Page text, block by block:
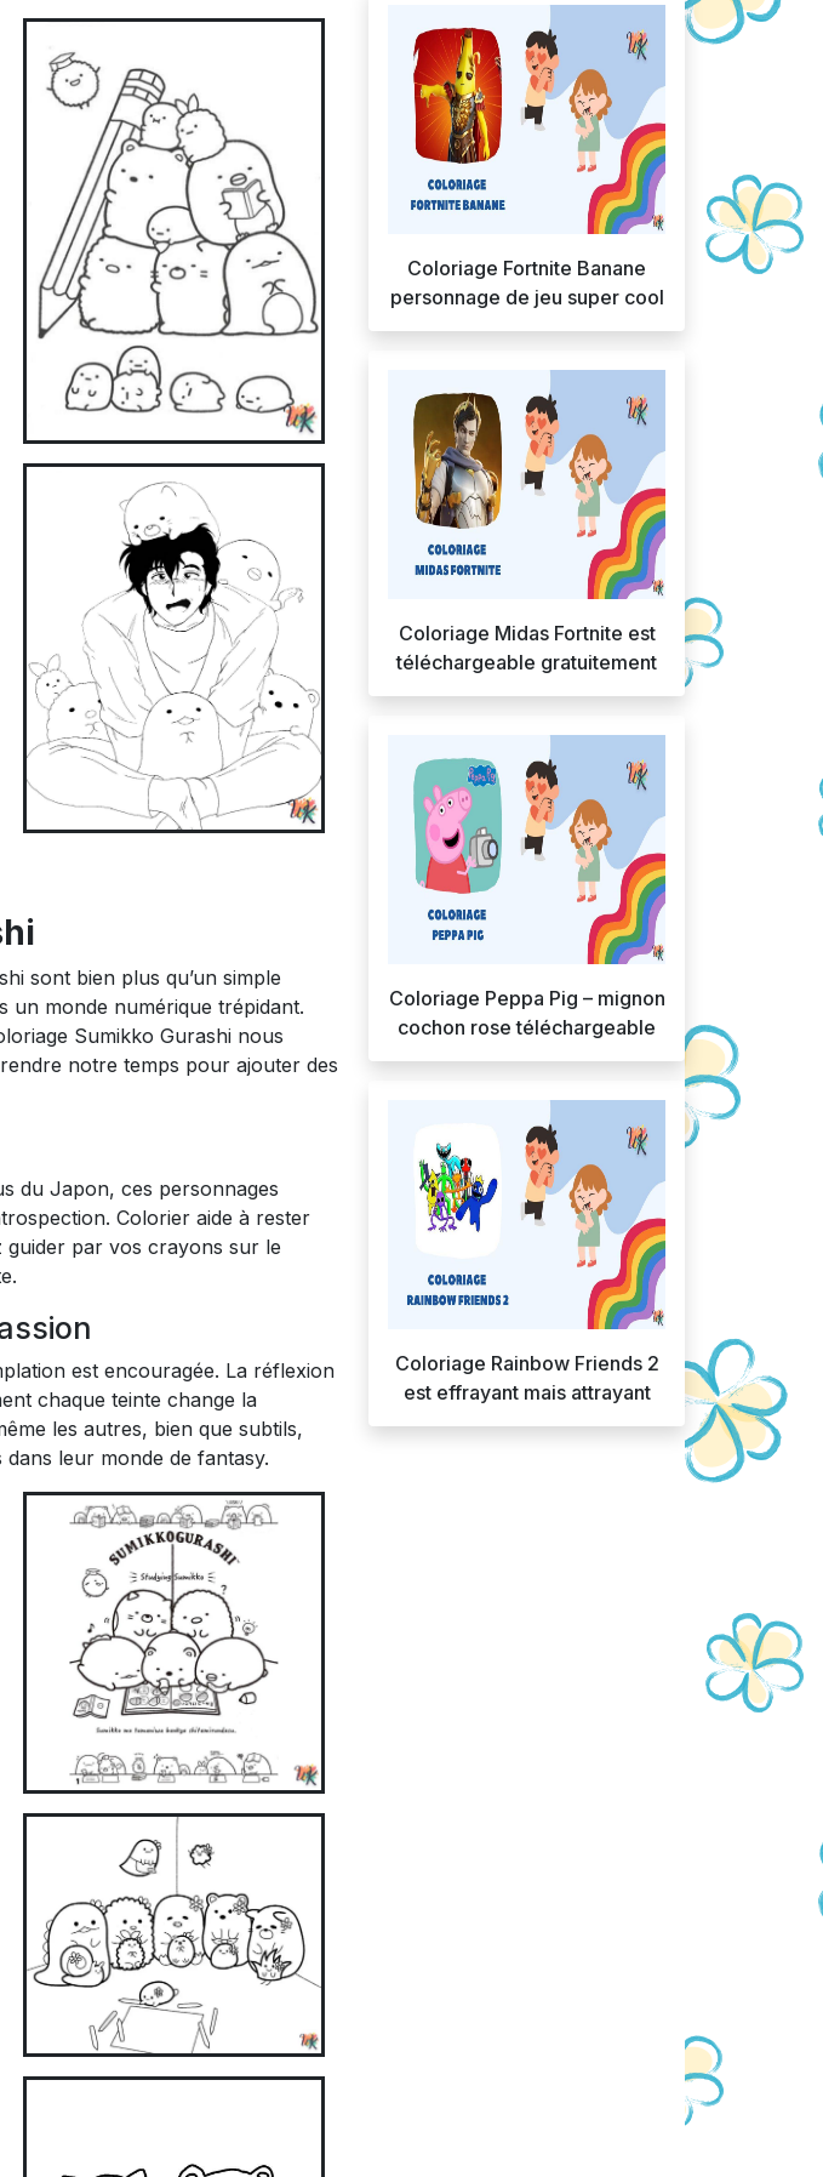
sont bien plus qu’un simple
un monde numérique trépidant.
Sumikko Gurashi nous
notre temps pour ajouter des
du Japon, ces personnages
Colorier aide à rester
guider par vos crayons sur le
est encouragée. La réflexion
chaque teinte change la
les autres, bien que subtils,
leur monde de fantasy.
Coloriage Fortnite Banane
personnage de jeu super cool
Coloriage Midas Fortnite est
téléchargeable gratuitement
Coloriage Peppa Pig – mignon
cochon rose téléchargeable
Coloriage Rainbow Friends 2
est effrayant mais attrayant